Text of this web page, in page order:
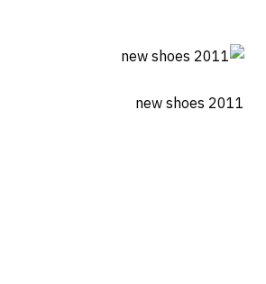
new shoes 2011